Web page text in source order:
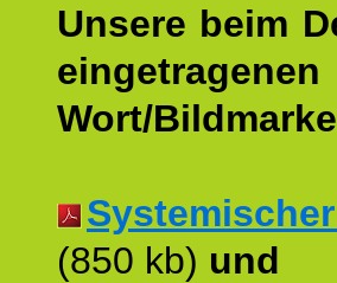
Unsere beim
Wort/
(850 kb) und